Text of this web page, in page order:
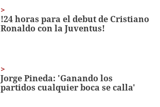
!24 horas para el debut de Cristiano
Ronaldo con la Juventus!
Jorge Pineda: 'Ganando los
partidos cualquier boca se calla'